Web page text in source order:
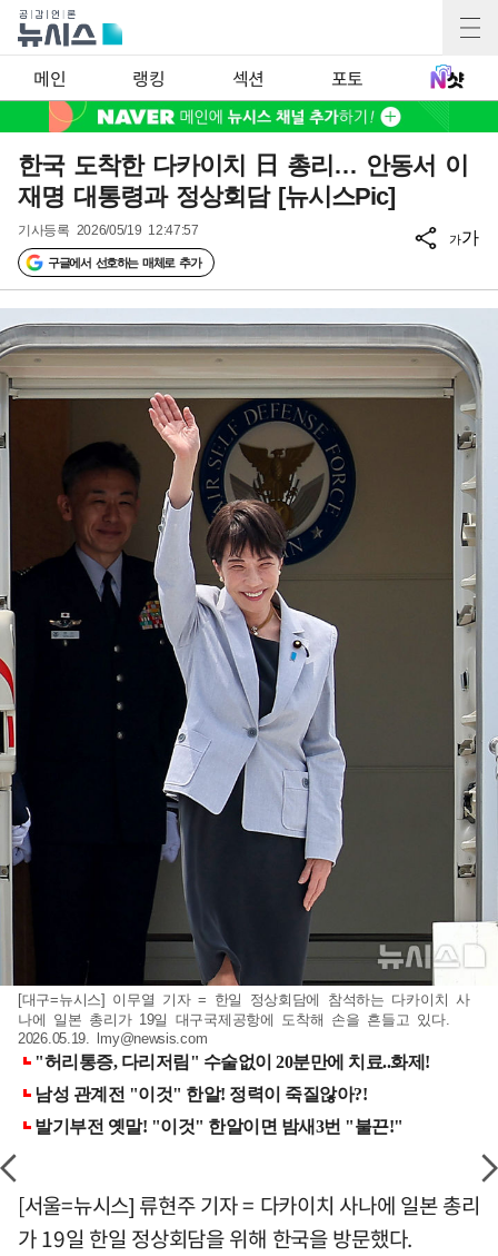
메인 랭킹 섹션 포토
한국 도착한 다카이치 日 총리… 안동서 이
재명 대통령과 정상회담 [뉴시스Pic]
기사등록 2026/05/19 12:47:57
구글에서 선호하는 매체로 추가
가가
[대구=뉴시스] 이무열 기자 = 한일 정상회담에 참석하는 다카이치 사
나에 일본 총리가 19일 대구국제공항에 도착해 손을 흔들고 있다.
2026.05.19.
lmy@newsis.com
[서울=뉴시스] 류현주 기자 = 다카이치 사나에 일본 총리
가 19일 한일 정상회담을 위해 한국을 방문했다.